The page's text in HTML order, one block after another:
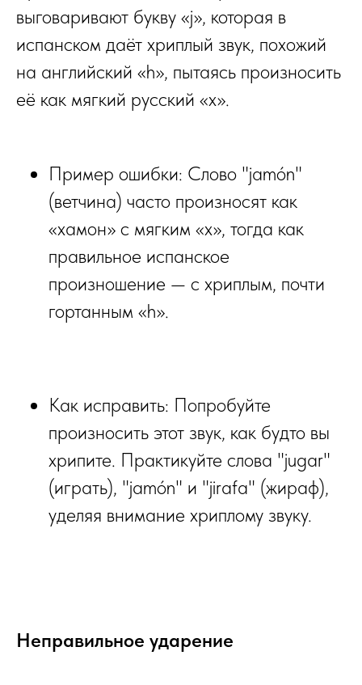
выговаривают букву «j», которая в
испанском даёт хриплый звук, похожий
на английский «h», пытаясь произносить
её как мягкий русский «х».
Пример ошибки: Слово "jamón"
(ветчина) часто произносят как
«хамон» с мягким «х», тогда как
правильное испанское
произношение — с хриплым, почти
гортанным «h».
Как исправить: Попробуйте
произносить этот звук, как будто вы
хрипите. Практикуйте слова "jugar"
(играть), "jamón" и "jirafa" (жираф),
уделяя внимание хриплому звуку.
Неправильное ударение